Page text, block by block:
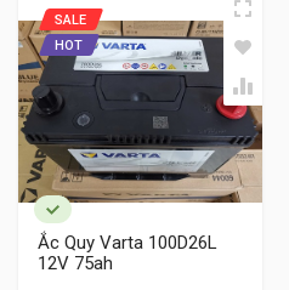
SALE
HOT
Ắc Quy Varta 100D26L
12V 75ah